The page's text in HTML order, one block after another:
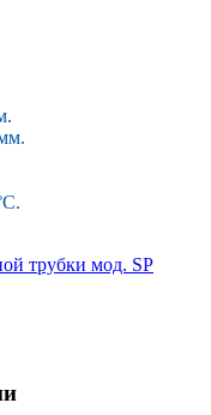
трубки мод. SP